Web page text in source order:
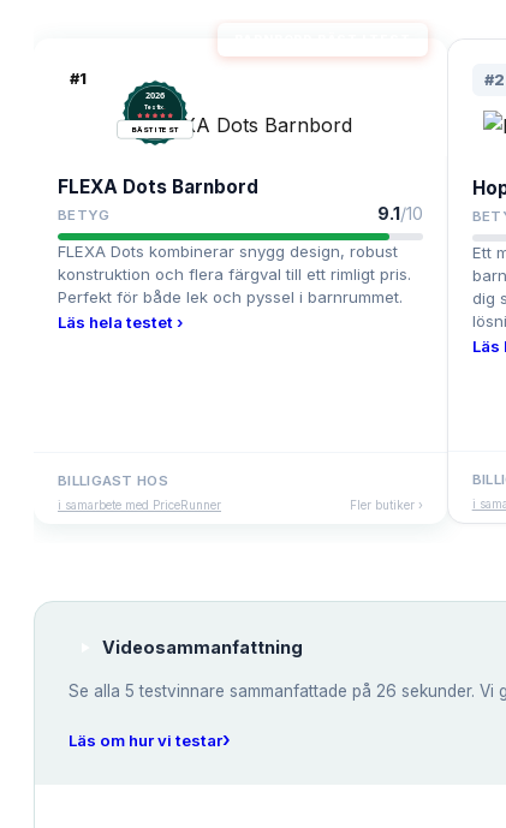
#1
2026
Testix.
BÄST I TEST
FLEXA Dots Barnbord
BETYG 9.1/10
FLEXA Dots kombinerar snygg design, robust
konstruktion och flera färgval till ett rimligt pris.
Perfekt för både lek och pyssel i barnrummet.
Läs hela testet ›
BILLIGAST HOS
i samarbete med PriceRunner Fler butiker ›
#2
Ett
dig
Läs
i
Videosammanfattning
Se alla 5 testvinnare sammanfattade på 26 sekunder.
Läs om hur vi testar›